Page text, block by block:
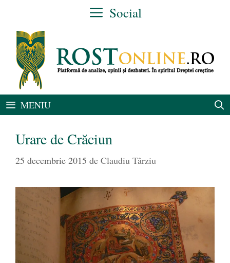
conținut
Social
MENIU
Urare de Crăciun
25 decembrie 2015 de Claudiu Târziu